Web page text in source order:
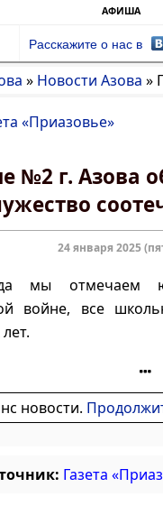
АФИША
Расскажите о нас в
» Новости Азова »
«Приазовье»
№2 г. Азова
24 января 2025
мы отмечаем
войне, все
новости.
Газета